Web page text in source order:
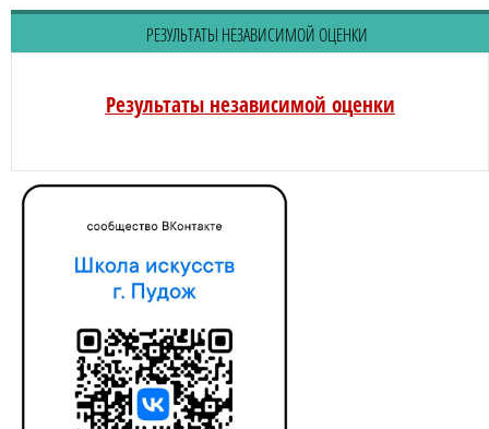
РЕЗУЛЬТАТЫ НЕЗАВИСИМОЙ ОЦЕНКИ
Результаты независимой оценки